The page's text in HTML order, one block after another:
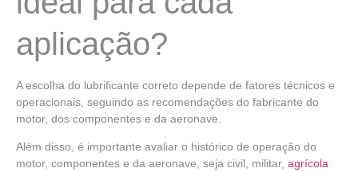
aplicação?
A escolha do lubrificante correto depende de fatores técnicos e
operacionais , seguindo as recomendações do fabricante do
motor, dos componentes e da aeronave.
Além disso, é importante avaliar o histórico de operação do
motor, componentes e da aeronave , seja civil, militar, agrícola